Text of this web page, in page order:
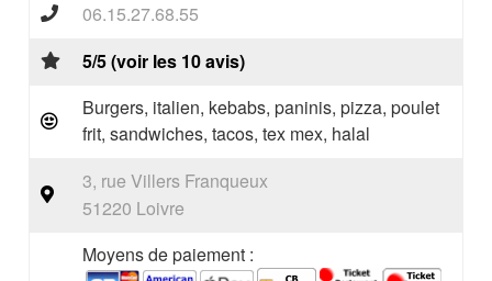
06.15.27.68.55
5/5 (voir les 10 avis)
Burgers, italien, kebabs, paninis, pizza, poulet
frit, sandwiches, tacos, tex mex, halal
3, rue Villers Franqueux
51220 Loivre
Moyens de paiement :